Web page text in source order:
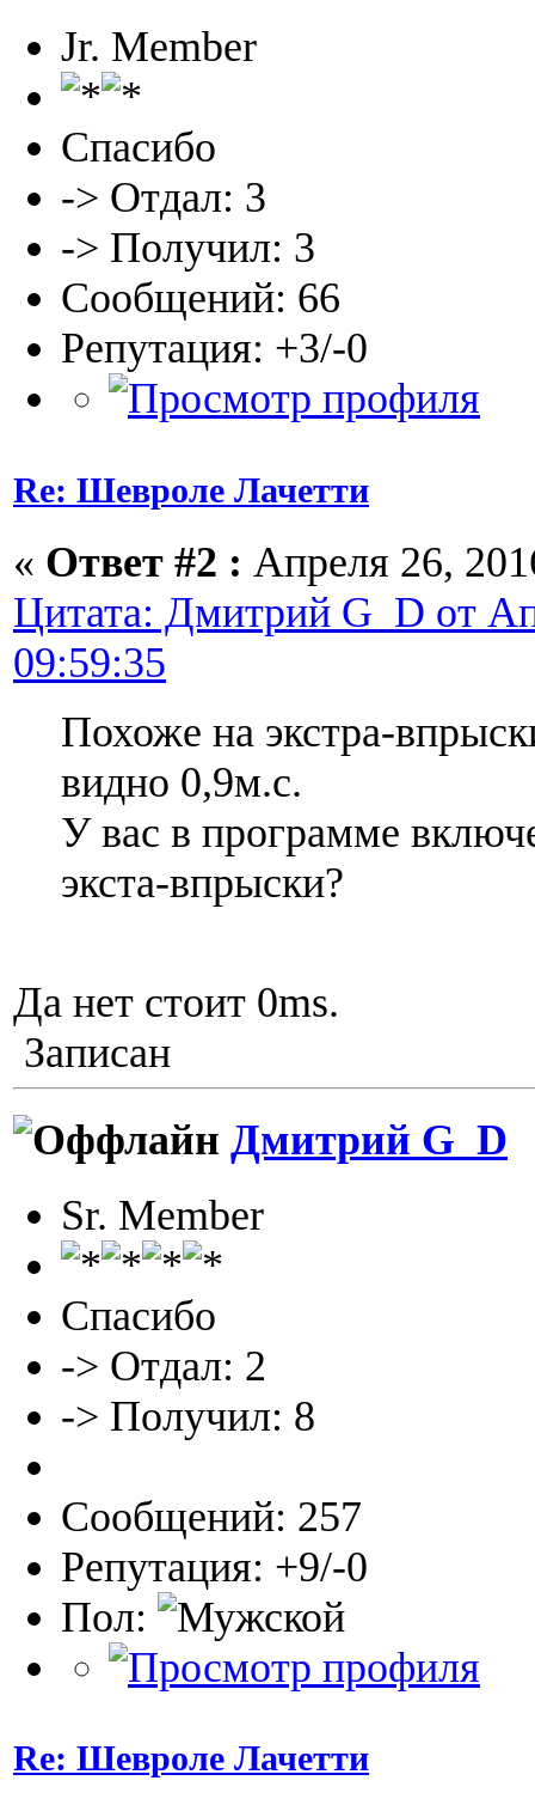
Jr. Member
Спасибо
-> Отдал: 3
-> Получил: 3
Сообщений: 66
Репутация: +3/-0
Re: Шевроле Лачетти
« Ответ #2 : Апреля 26,
Цитата: Дмитрий G_D от
09:59:35
Похоже на экстра-
видно 0,9м.с.
У вас в программе
экста-впрыски?
Да нет стоит 0ms.
Записан
Дмитрий G_D
Sr. Member
Спасибо
-> Отдал: 2
-> Получил: 8
Сообщений: 257
Репутация: +9/-0
Пол:
Re: Шевроле Лачетти